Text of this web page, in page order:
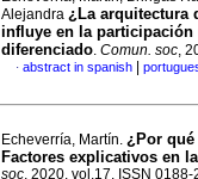
Alejandra ¿La arquitectura
influye en la
diferenciado. Comun. soc,
· abstract in spanish
Echeverría, Martín. ¿Por qué
Factores explicativos en
soc, 2020, vol.17. ISSN 0188-